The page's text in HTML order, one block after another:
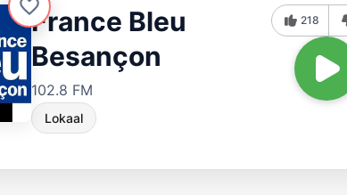
France Bleu
Besançon
102.8 FM
Lokaal
218